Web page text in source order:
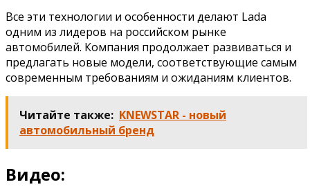
Все эти технологии и особенности делают Lada
одним из лидеров на российском рынке
автомобилей. Компания продолжает развиваться и
предлагать новые модели, соответствующие самым
современным требованиям и ожиданиям клиентов.
Читайте также: KNEWSTAR - новый
автомобильный бренд
Видео: